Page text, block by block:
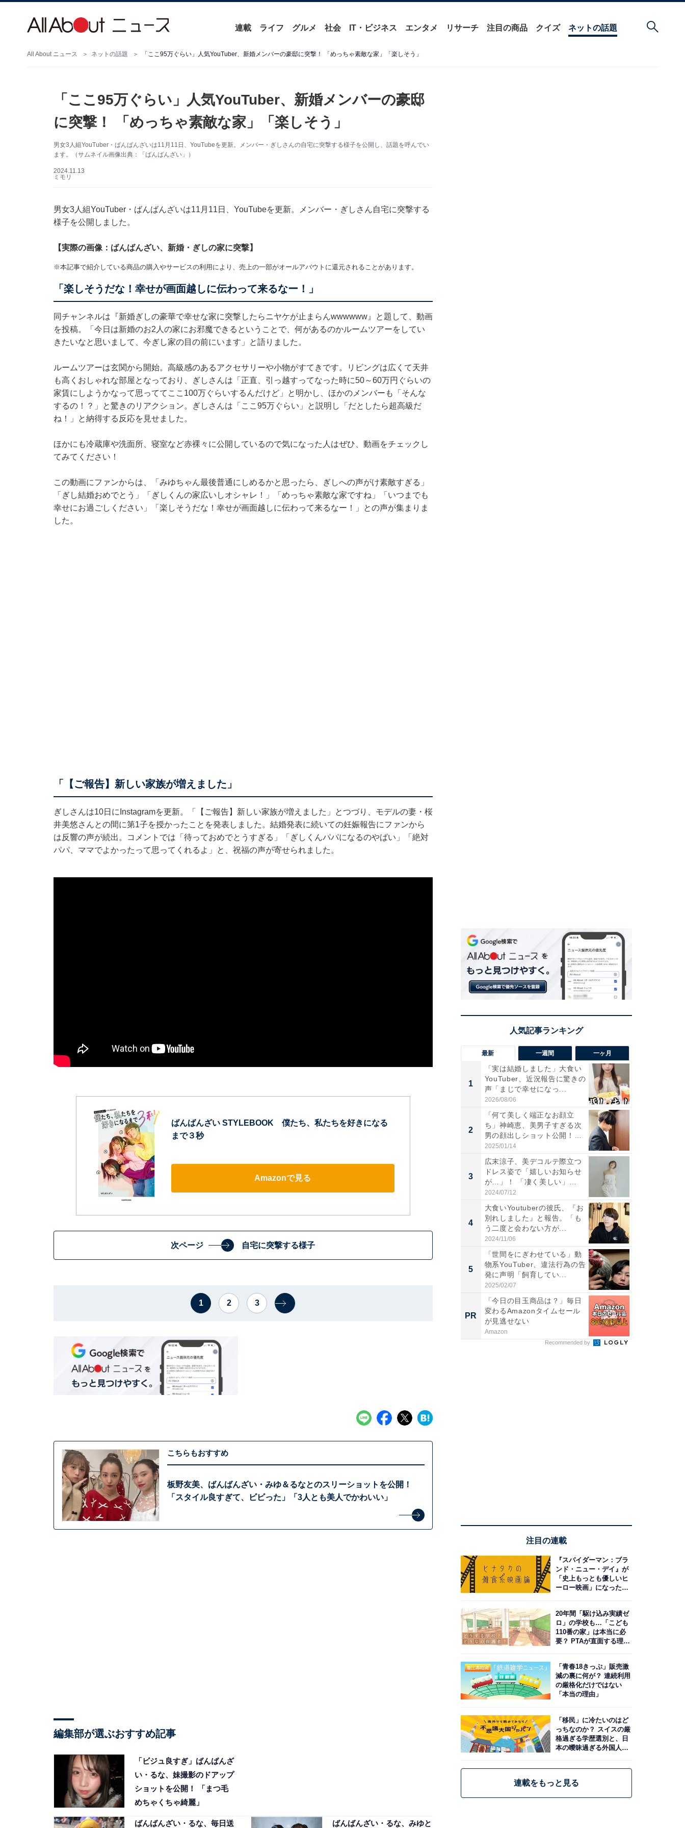
連載 ライフ グルメ 社会 IT・ビジネス エンタメ リサーチ 注目の商品 クイズ ネットの話題
All About ニュース ネットの話題 「ここ95万ぐらい」人気YouTuber、新婚メンバーの豪邸に突撃！ 「めっちゃ素敵な家」「楽しそう」
「ここ95万ぐらい」人気YouTuber、新婚メンバーの豪邸
に突撃！ 「めっちゃ素敵な家」「楽しそう」
男女3人組YouTuber・ばんばんざいは11月11日、YouTubeを更新。メンバー・ぎしさんの自宅に突撃する様子を公開し、話題を呼んでい
ます。（サムネイル画像出典：「ばんばんざい」）
2024.11.13
ミモリ
男女3人組YouTuber・ばんばんざいは11月11日、YouTubeを更新。メンバー・ぎしさん自宅に突撃する
様子を公開しました。
【実際の画像：ばんばんざい、新婚・ぎしの家に突撃】
※本記事で紹介している商品の購入やサービスの利用により、売上の一部がオールアバウトに還元されることがあります。
「楽しそうだな！幸せが画面越しに伝わって来るなー！」
同チャンネルは『新婚ぎしの豪華で幸せな家に突撃したらニヤケが止まらんwwwwww』と題して、動画
を投稿。「今日は新婚のお2人の家にお邪魔できるということで、何があるのかルームツアーをしてい
きたいなと思いまして、今ぎし家の目の前にいます」と語りました。
ルームツアーは玄関から開始。高級感のあるアクセサリーや小物がすてきです。リビングは広くて天井
も高くおしゃれな部屋となっており、ぎしさんは「正直、引っ越すってなった時に50～60万円ぐらいの
家賃にしようかなって思っててここ100万ぐらいするんだけど」と明かし、ほかのメンバーも「そんな
するの！？」と驚きのリアクション。ぎしさんは「ここ95万ぐらい」と説明し「だとしたら超高級だ
ね！」と納得する反応を見せました。
ほかにも冷蔵庫や洗面所、寝室など赤裸々に公開しているので気になった人はぜひ、動画をチェックし
てみてください！
この動画にファンからは、「みゆちゃん最後普通にしめるかと思ったら、ぎしへの声がけ素敵すぎる」
「ぎし結婚おめでとう」「ぎしくんの家広いしオシャレ！」「めっちゃ素敵な家ですね」「いつまでも
幸せにお過ごしください」「楽しそうだな！幸せが画面越しに伝わって来るなー！」との声が集まりま
した。
「【ご報告】新しい家族が増えました」
ぎしさんは10日にInstagramを更新。「【ご報告】新しい家族が増えました」とつづり、モデルの妻・桜
井美悠さんとの間に第1子を授かったことを発表しました。結婚発表に続いての妊娠報告にファンから
は反響の声が続出。コメントでは「待っておめでとうすぎる」「ぎしくんパパになるのやばい」「絶対
パパ、ママでよかったって思ってくれるよ」と、祝福の声が寄せられました。
ばんばんざい STYLEBOOK 僕たち、私たちを好きになる
まで３秒
Amazonで見る
次ページ 自宅に突撃する様子
1 2 3
こちらもおすすめ
板野友美、ばんばんざい・みゆ＆るなとのスリーショットを公開！
「スタイル良すぎて、ビビった」「3人とも美人でかわいい」
編集部が選ぶおすすめ記事
「ビジュ良すぎ」ばんばんざ
い・るな、妹撮影のドアップ
ショットを公開！ 「まつ毛
めちゃくちゃ綺麗」
ばんばんざい・るな、毎日送 ばんばんざい・るな、みゆと
最新 一週間 一ヶ月
1
「実は結婚しました」大食い
YouTuber、近況報告に驚きの
声「まじで幸せになっ...
2026/08/06
2
「何て美しく端正なお顔立
ち」神崎恵、美男子すぎる次
男の顔出しショット公開！
「め...
2025/01/14
3
広末涼子、美デコルテ際立つ
ドレス姿で「嬉しいお知らせ
が…」！ 「凄く美しい」
「透...
2024/07/12
4
大食いYoutuberの彼氏、『お
別れしました』と報告。「も
う二度と会わない方が...
2024/11/06
5
「世間をにぎわせている」動
物系YouTuber、違法行為の告
発に声明「飼育してい...
2025/02/07
PR
「今日の目玉商品は？」毎日
変わるAmazonタイムセール
が見逃せない
Amazon
Recommended by
注目の連載
『スパイダーマン：ブラ
ンド・ニュー・デイ』が
「史上もっとも優しいヒ
ーロー映画」になった理
20年間「駆け込み実績ゼ
ロ」の学校も…「こども
110番の家」は本当に必
要？ PTAが直面する理想
「青春18きっぷ」販売激
減の裏に何が？ 連続利用
の厳格化だけではない
「本当の理由」
「移民」に冷たいのはど
っちなのか？ スイスの厳
格過ぎる学歴選別と、日
本の曖昧過ぎる外国人政
連載をもっと見る